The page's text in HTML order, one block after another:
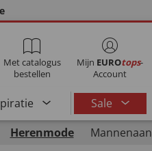
Met catalogus
bestellen
Mijn EUROtops-
Account
Sale
Herenmode